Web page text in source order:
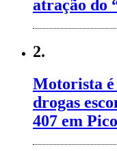
atração do
2.
Motorista é
drogas
407 em